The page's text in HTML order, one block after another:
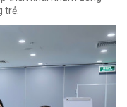
trẻ.